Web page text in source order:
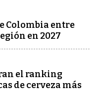
Colombia entre
en 2027
el ranking
de cerveza más